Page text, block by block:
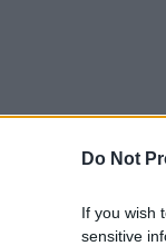
Do Not
If you wish
sensitive